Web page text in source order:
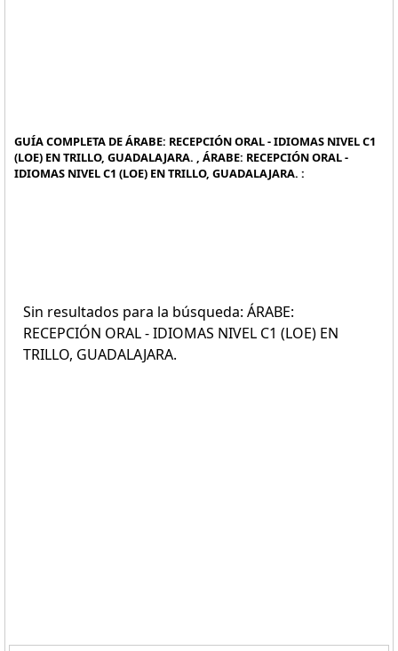
GUÍA COMPLETA DE ÁRABE: RECEPCIÓN ORAL - IDIOMAS NIVEL C1
(LOE) EN TRILLO, GUADALAJARA. , ÁRABE: RECEPCIÓN ORAL -
IDIOMAS NIVEL C1 (LOE) EN TRILLO, GUADALAJARA. :
Sin resultados para la búsqueda: ÁRABE:
RECEPCIÓN ORAL - IDIOMAS NIVEL C1 (LOE) EN
TRILLO, GUADALAJARA.